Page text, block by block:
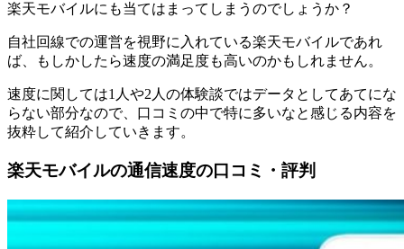
楽天モバイルにも当てはまってしまうのでしょうか？
自社回線での運営を視野に入れている楽天モバイルであれ
ば、もしかしたら速度の満足度も高いのかもしれません。
速度に関しては1人や2人の体験談ではデータとしてあてにな
らない部分なので、口コミの中で特に多いなと感じる内容を
抜粋して紹介していきます。
楽天モバイルの通信速度の口コミ・評判